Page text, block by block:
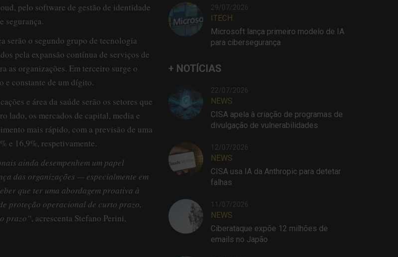
pelo software de gestão de identidade
segurança.
serão o segundo grupo de tecnologia
pela expansão contínua de serviços de
as organizações. Em terceiro surge o
e constante de um dígito.
e área da saúde serão os setores que
lado, os mercados de capital, media e
mais rápido, com a previsão de uma
e 16,9%, respetivamente.
ainda desempenhem um papel
das organizações — especialmente em
que ter uma abordagem proativa à
proteção operacional de curto prazo,
prazo”, acrescenta Stefano Perini,
29/07/2026
ITECH
Microsoft lança primeiro modelo de IA
para cibersegurança
+ NOTÍCIAS
22/07/2026
NEWS
CISA apela à criação de programas de
divulgação de vulnerabilidades
12/07/2026
NEWS
CISA usa IA da Anthropic para detetar
falhas
11/07/2026
NEWS
Ciberataque expõe 12 milhões de
emails no Japão